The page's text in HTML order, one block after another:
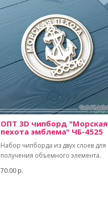
ОПТ 3D чипборд "Морская
пехота эмблема" ЧБ-4525
Набор чипборда из двух слоев для
получения объемного элемента.
70.00 р.